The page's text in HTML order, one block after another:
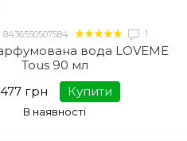
1
вода LOVEME
Tous 90 мл
грн
Купити
В наявності